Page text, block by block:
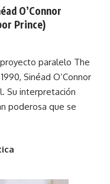
O’Connor
Prince)
paralelo The
Sinéad O’Connor
Su interpretación
poderosa que se